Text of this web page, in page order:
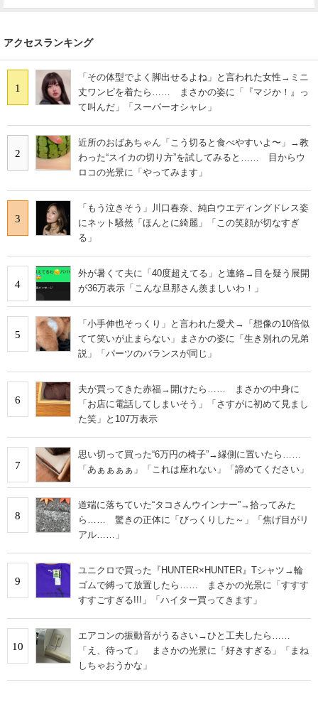
アクセスランキング
1
「その体型でよく脚出せるよね」と言われた女性→ミニ
丈ワンピを着たら…… まさかの姿に「『マジか！』っ
て叫んだ」「スーパーオシャレ」
2
近所のおばあちゃん「こう切ると食べやすいよ〜」→教
わった“スイカの切り方”を試してみると…… 目からウ
ロコの光景に「やってみます」
3
「もう泣きそう」川口春奈、純白ウエディングドレス姿
にネット騒然「ほんとに綺麗」「この笑顔が切なすぎ
る」
4
外が暑くて夫に「40度超えてる」と連絡→目を疑う展開
が36万表示「こんな旦那さん羨ましいわ！」
5
「小手伸也そっくり」と言われた愛犬→「想像の10倍似
てて笑いが止まらない」まさかの姿に「生き別れの兄弟
説」「パーツのバランスが同じ」
6
夫が買ってきた赤福→開けたら…… まさかの中身に
「お店に電話してしまいそう」「さすがに初めて見まし
た笑」と107万表示
7
思い切って買った“6万円の椅子”→縁側に置いたら……
「あぁぁぁぁ」「これは座れない」「諦めてください」
8
道端に落ちていた“タコさんウインナー”→拾ってみた
ら…… 驚きの正体に「びっくりした～」「焦げ目がリ
アル……」
9
ユニクロで買った『HUNTER×HUNTER』Tシャツ→輪
ゴムで縛って放置したら…… まさかの光景に「すすす
すすごすぎる!!!」「ハイター買ってきます」
10
エアコンの振動音がうるさい→ひと工夫したら……
「え、待って」 まさかの光景に「好きすぎる」「まね
しちゃおうかな」